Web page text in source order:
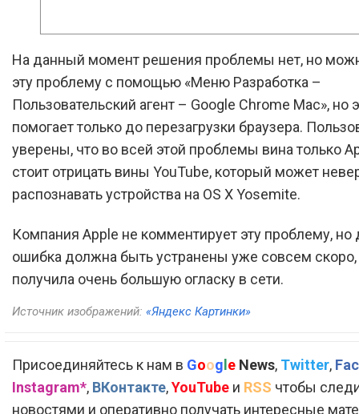
На данный момент решения проблемы нет, но
эту проблему с помощью «Меню Разработка –
Пользовательский агент – Google Chrome Mac», но
помогает только до перезагрузки браузера.
уверены, что во всей этой проблемы вина только
стоит отрицать вины YouTube, который может
распознавать устройства на OS X Yosemite.
Компания Apple не комментирует эту проблему, но
ошибка должна быть устранены уже совсем скоро,
получила очень большую огласку в сети.
Источник изображений: «Яндекс Картинки»
Присоединяйтесь к нам в Google News, Twitter,
Instagram*, ВКонтакте,YouTube и RSS чтобы
новостями и оперативно получать интересные